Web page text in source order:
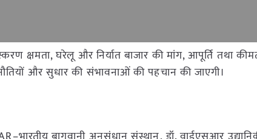
क्षमता, घरेलू और निर्यात बाजार की मांग, आपूर्ति तथा
और सुधार की संभावनाओं की पहचान की जाएगी।